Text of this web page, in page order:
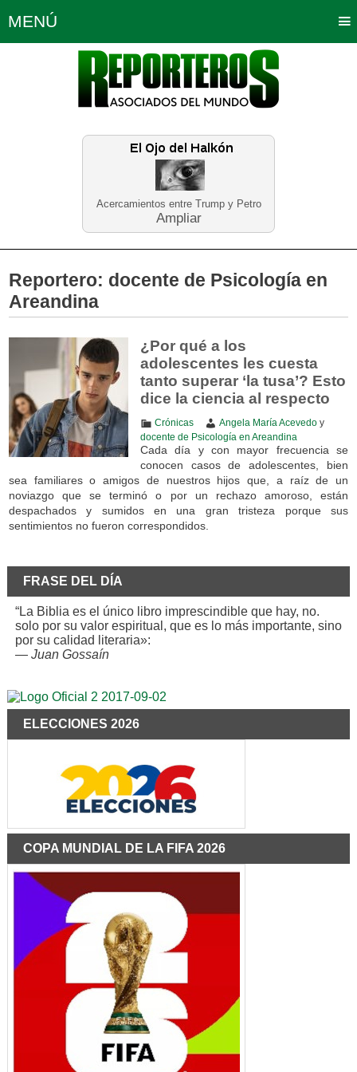
Acercamientos entre Trump y Petro
Ampliar
MENÚ
Política Opinión Bogotá
Planeta Tierra Deportes
Educación Neira
Reportero: docente de Psicología en
Areandina
¿Por qué a los
adolescentes les cuesta
tanto superar ‘la tusa’? Esto
dice la ciencia al respecto
Crónicas Angela María Acevedoy
docente de Psicología en Areandina
Cada día y con mayor frecuencia se
conocen casos de adolescentes, bien
sea familiares o amigos de nuestros hijos que, a raíz de un
noviazgo que se terminó o por un rechazo amoroso, están
despachados y sumidos en una gran tristeza porque sus
sentimientos no fueron correspondidos.
FRASE DEL DÍA
“La Biblia es el único libro imprescindible que hay, no.
solo por su valor espiritual, que es lo más importante, sino
por su calidad literaria»:
— Juan Gossaín
ELECCIONES 2026
COPA MUNDIAL DE LA FIFA 2026